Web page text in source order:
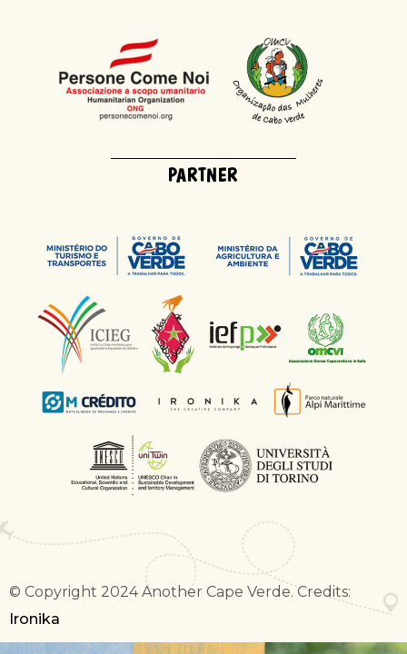
PARTNER
© Copyright 2024 Another Cape Verde. Credits:
Ironika